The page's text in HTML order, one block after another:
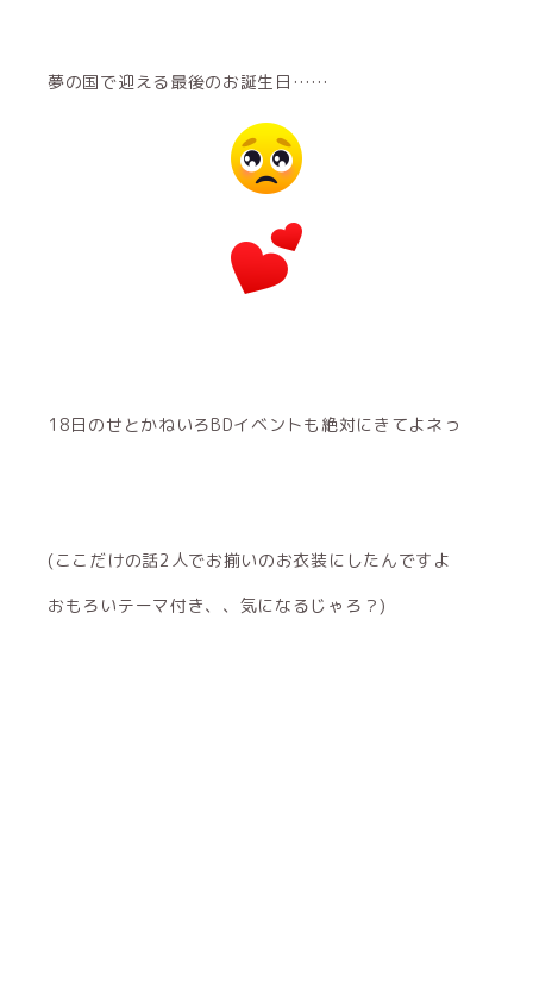
夢の国で迎える最後のお誕生日……
18日のせとかねいろBDイベントも絶対にきてよネっ
(ここだけの話2人でお揃いのお衣装にしたんですよ
おもろいテーマ付き、、気になるじゃろ？)